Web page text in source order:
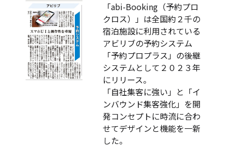
「abi-Booking（予約プロ
クロス）」は全国約２千の
宿泊施設に利用されている
アビリブの予約システム
「予約プロプラス」の後継
システムとして２０２３年
にリリース。
「自社集客に強い」と「イ
ンバウンド集客強化」を開
発コンセプトに時流に合わ
せてデザインと機能を一新
した。